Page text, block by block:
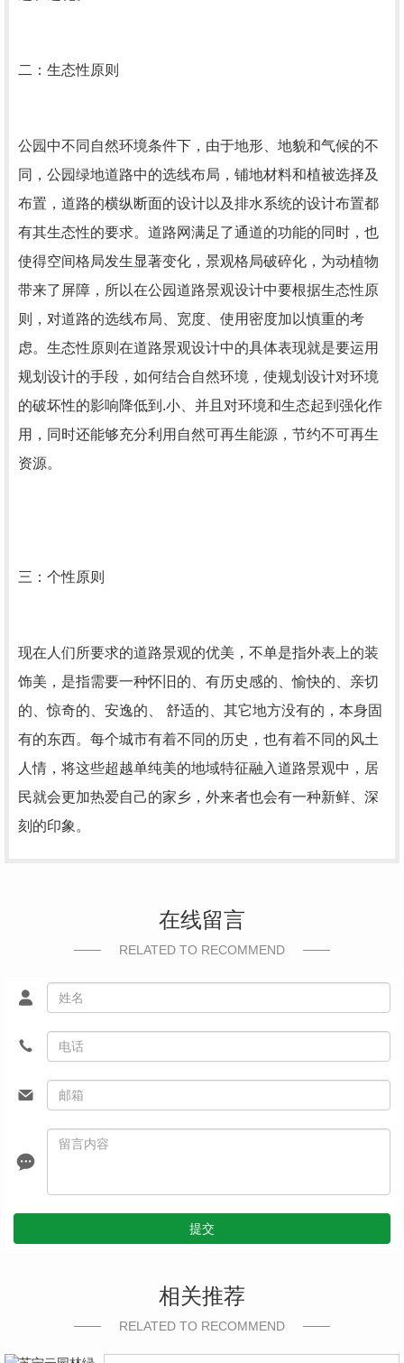
二：生态性原则
公园中不同自然环境条件下，由于地形、地貌和气候的不
同，公园绿地道路中的选线布局，铺地材料和植被选择及
布置，道路的横纵断面的设计以及排水系统的设计布置都
有其生态性的要求。道路网满足了通道的功能的同时，也
使得空间格局发生显著变化，景观格局破碎化，为动植物
带来了屏障，所以在公园道路景观设计中要根据生态性原
则，对道路的选线布局、宽度、使用密度加以慎重的考
虑。生态性原则在道路景观设计中的具体表现就是要运用
规划设计的手段，如何结合自然环境，使规划设计对环境
的破坏性的影响降低到.小、并且对环境和生态起到强化作
用，同时还能够充分利用自然可再生能源，节约不可再生
资源。
三：个性原则
现在人们所要求的道路景观的优美，不单是指外表上的装
饰美，是指需要一种怀旧的、有历史感的、愉快的、亲切
的、惊奇的、安逸的、 舒适的、其它地方没有的，本身固
有的东西。每个城市有着不同的历史，也有着不同的风土
人情，将这些超越单纯美的地域特征融入道路景观中，居
民就会更加热爱自己的家乡，外来者也会有一种新鲜、深
刻的印象。
在线留言
RELATED TO RECOMMEND
提交
相关推荐
RELATED TO RECOMMEND